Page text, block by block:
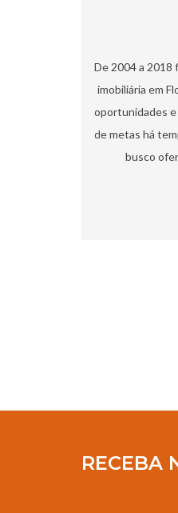
De 2004 a 2018
imobiliária em
oportunidades e
de metas há
busco
RECEBA